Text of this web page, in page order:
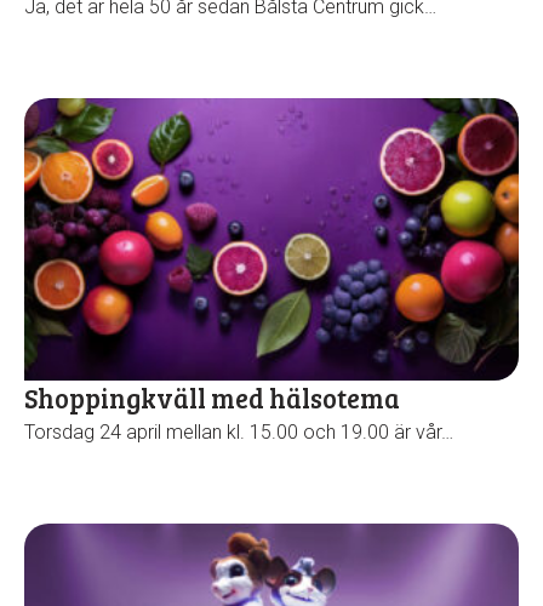
Hurra!
Under sommaren har vi öppet kl. 11-15 varje
söndag alltså gäller ordinarie öppettider hela
sommaren. Borta bra, Bålsta bäst!
Kolla in utbudet
Ja, det är hela 50 år sedan Bålsta Centrum gick…
Shoppingkväll med hälsotema
Torsdag 24 april mellan kl. 15.00 och 19.00 är vår…